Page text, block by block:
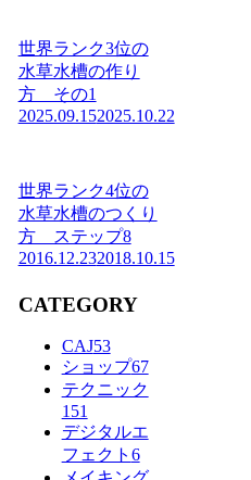
世界ランク3位の
水草水槽の作り
方 その1
2025.09.152025.10.22
世界ランク4位の
水草水槽のつくり
方 ステップ8
2016.12.232018.10.15
CATEGORY
CAJ53
ショップ67
テクニック
151
デジタルエ
フェクト 6